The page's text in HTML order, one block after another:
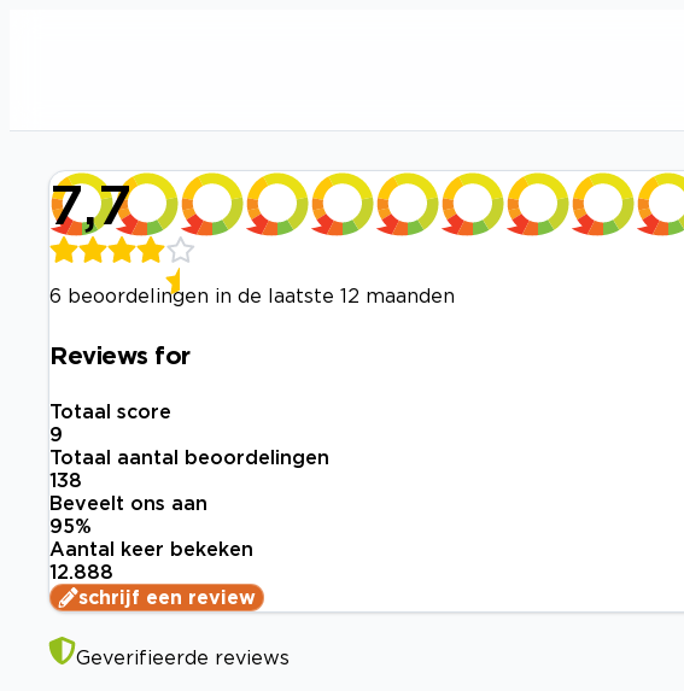
7,7
6 beoordelingen in de laatste 12 maanden
Reviews for
Totaal score
9
Totaal aantal beoordelingen
138
Beveelt ons aan
95%
Aantal keer bekeken
12.888
schrijf een review
Geverifieerde reviews